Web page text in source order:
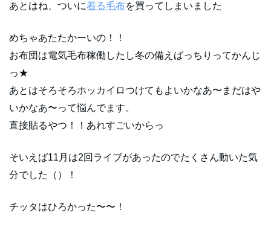
あとはね、ついに着る毛布を買ってしまいました
めちゃあたたかーいの！！
お布団は電気毛布稼働したし冬の備えばっちりってかんじ
っ★
あとはそろそろホッカイロつけてもよいかなあ〜まだはや
いかなあ〜って悩んでます。
直接貼るやつ！！あれすごいからっ
そいえば11月は2回ライブがあったのでたくさん動いた気
分でした（）！
チッタはひろかった〜〜！